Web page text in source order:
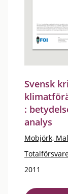
Svensk
:
analys
Mobjörk,
2011